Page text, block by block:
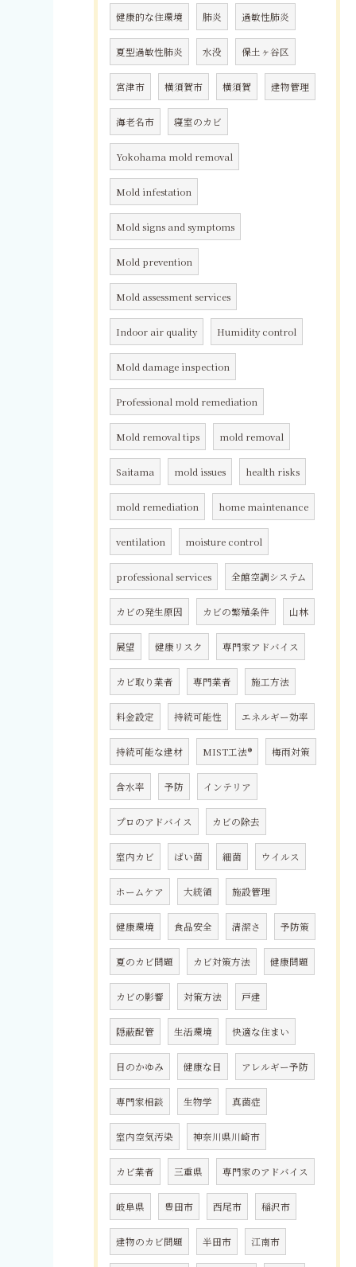
健康的な住環境 肺炎 過敏性肺炎
夏型過敏性肺炎 水没 保土ヶ谷区
宮津市 横須賀市 横須賀 建物管理
海老名市 寝室のカビ
Yokohama mold removal
Mold infestation
Mold signs and symptoms
Mold prevention
Mold assessment services
Indoor air quality Humidity control
Mold damage inspection
Professional mold remediation
Mold removal tips mold removal
Saitama mold issues health risks
mold remediation home maintenance
ventilation moisture control
professional services 全館空調システム
カビの発生原因 カビの繁殖条件 山林
展望 健康リスク 専門家アドバイス
カビ取り業者 専門業者 施工方法
料金設定 持続可能性 エネルギー効率
持続可能な建材 MIST工法® 梅雨対策
含水率 予防 インテリア
プロのアドバイス カビの除去
室内カビ ばい菌 細菌 ウイルス
ホームケア 大統領 施設管理
健康環境 食品安全 清潔さ 予防策
夏のカビ問題 カビ対策方法 健康問題
カビの影響 対策方法 戸建
隠蔽配管 生活環境 快適な住まい
目のかゆみ 健康な目 アレルギー予防
専門家相談 生物学 真菌症
室内空気汚染 神奈川県川崎市
カビ業者 三重県 専門家のアドバイス
岐阜県 豊田市 西尾市 稲沢市
建物のカビ問題 半田市 江南市